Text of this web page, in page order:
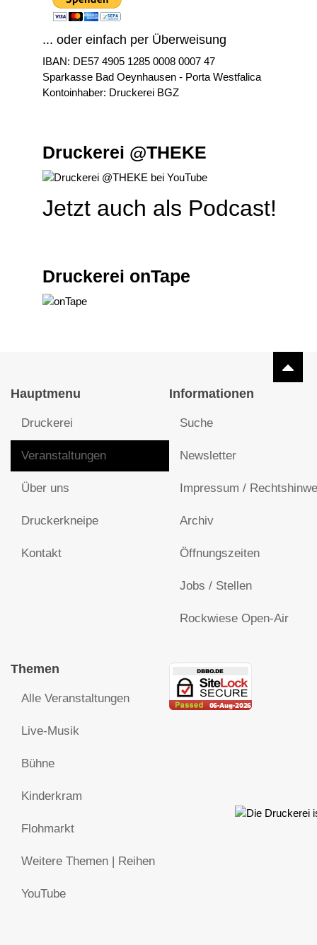
... oder einfach per Überweisung
IBAN: DE57 4905 1285 0008 0007 47
Sparkasse Bad Oeynhausen - Porta Westfalica
Kontoinhaber: Druckerei BGZ
Druckerei @THEKE
Jetzt auch als Podcast!
Druckerei onTape
Hauptmenu
Druckerei
Veranstaltungen
Über uns
Druckerkneipe
Kontakt
Informationen
Suche
Newsletter
Impressum /
Archiv
Öffnungszeiten
Jobs / Stellen
Rockwiese Open-Air
Themen
Alle Veranstaltungen
Live-Musik
Bühne
Kinderkram
Flohmarkt
Weitere Themen | Reihen
YouTube